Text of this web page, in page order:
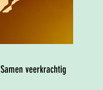
Samen veerkrachtig